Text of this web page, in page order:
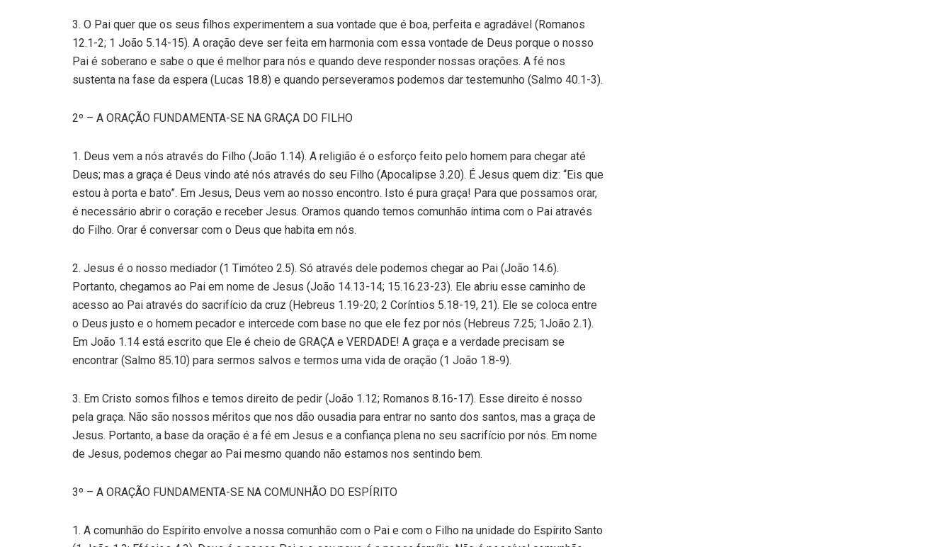
3. O Pai quer que os seus filhos experimentem a sua vontade que é boa, perfeita e agradável (Romanos
12.1-2; 1 João 5.14-15). A oração deve ser feita em harmonia com essa vontade de Deus porque o nosso
Pai é soberano e sabe o que é melhor para nós e quando deve responder nossas orações. A fé nos
sustenta na fase da espera (Lucas 18.8) e quando perseveramos podemos dar testemunho (Salmo 40.1-3).
2º – A ORAÇÃO FUNDAMENTA-SE NA GRAÇA DO FILHO
1. Deus vem a nós através do Filho (João 1.14). A religião é o esforço feito pelo homem para chegar até
Deus; mas a graça é Deus vindo até nós através do seu Filho (Apocalipse 3.20). É Jesus quem diz: “Eis que
estou à porta e bato”. Em Jesus, Deus vem ao nosso encontro. Isto é pura graça! Para que possamos orar,
é necessário abrir o coração e receber Jesus. Oramos quando temos comunhão íntima com o Pai através
do Filho. Orar é conversar com o Deus que habita em nós.
2. Jesus é o nosso mediador (1 Timóteo 2.5). Só através dele podemos chegar ao Pai (João 14.6).
Portanto, chegamos ao Pai em nome de Jesus (João 14.13-14; 15.16.23-23). Ele abriu esse caminho de
acesso ao Pai através do sacrifício da cruz (Hebreus 1.19-20; 2 Coríntios 5.18-19, 21). Ele se coloca entre
o Deus justo e o homem pecador e intercede com base no que ele fez por nós (Hebreus 7.25; 1João 2.1).
Em João 1.14 está escrito que Ele é cheio de GRAÇA e VERDADE! A graça e a verdade precisam se
encontrar (Salmo 85.10) para sermos salvos e termos uma vida de oração (1 João 1.8-9).
3. Em Cristo somos filhos e temos direito de pedir (João 1.12; Romanos 8.16-17). Esse direito é nosso
pela graça. Não são nossos méritos que nos dão ousadia para entrar no santo dos santos, mas a graça de
Jesus. Portanto, a base da oração é a fé em Jesus e a confiança plena no seu sacrifício por nós. Em nome
de Jesus, podemos chegar ao Pai mesmo quando não estamos nos sentindo bem.
3º – A ORAÇÃO FUNDAMENTA-SE NA COMUNHÃO DO ESPÍRITO
1. A comunhão do Espírito envolve a nossa comunhão com o Pai e com o Filho na unidade do Espírito Santo